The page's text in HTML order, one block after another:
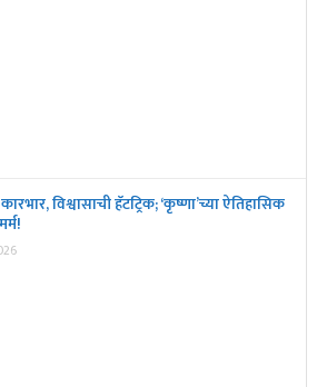
विश्वासाची हॅटट्रिक; ‘कृष्णा’च्या ऐतिहासिक